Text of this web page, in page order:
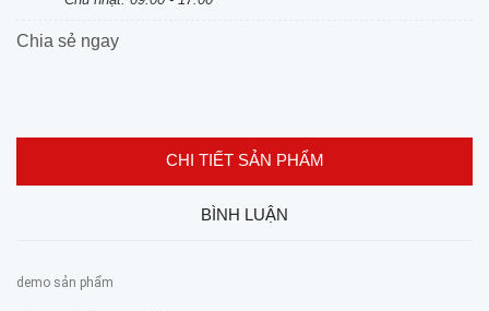
Chia sẻ ngay
CHI TIẾT SẢN PHẨM
BÌNH LUẬN
demo sản phẩm